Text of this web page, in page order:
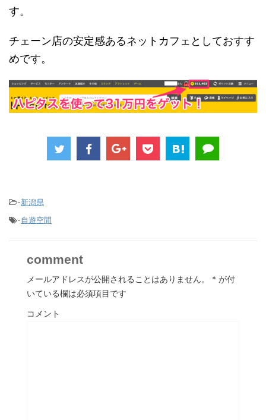
す。
チェーン店の安定感あるネットカフェとしておすす
めです。
-新潟県
-自遊空間
comment
メールアドレスが公開されることはありません。 * が付
いている欄は必須項目です
コメント